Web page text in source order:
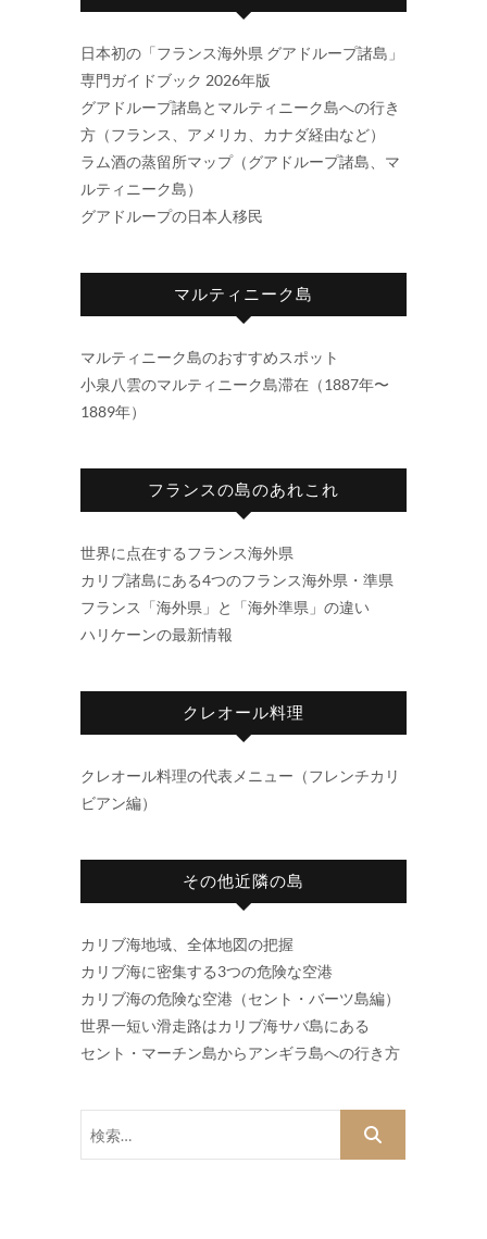
日本初の「フランス海外県 グアドループ諸島」
専門ガイドブック 2026年版
グアドループ諸島とマルティニーク島への行き
方（フランス、アメリカ、カナダ経由など）
ラム酒の蒸留所マップ（グアドループ諸島、マ
ルティニーク島）
グアドループの日本人移民
マルティニーク島
マルティニーク島のおすすめスポット
小泉八雲のマルティニーク島滞在（1887年〜
1889年）
フランスの島のあれこれ
世界に点在するフランス海外県
カリブ諸島にある4つのフランス海外県・準県
フランス「海外県」と「海外準県」の違い
ハリケーンの最新情報
クレオール料理
クレオール料理の代表メニュー（フレンチカリ
ビアン編）
その他近隣の島
カリブ海地域、全体地図の把握
カリブ海に密集する3つの危険な空港
カリブ海の危険な空港（セント・バーツ島編）
世界一短い滑走路はカリブ海サバ島にある
セント・マーチン島からアンギラ島への行き方